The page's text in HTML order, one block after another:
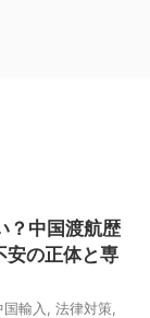
？中国渡航歴
安の正体と専
輸入 法律対策